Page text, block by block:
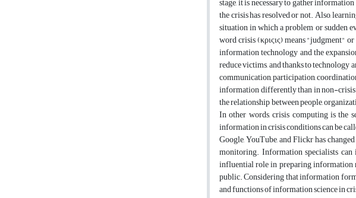
the crisis has resolved or not. Also,
situation in which a problem or sudden
word crisis (κριςις) means "judgment"
information technology and the
reduce victims, and thanks to technology
communication, participation,
information differently than in non-
the relationship between people,
In other words, crisis computing is the
information in crisis conditions can be
Google, YouTube, and Flickr has
monitoring. Information specialists
influential role in preparing information
public. Considering that information
and functions of information science in